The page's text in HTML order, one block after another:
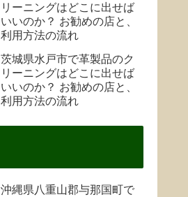
リーニングはどこに出せば
いいのか？ お勧めの店と、
利用方法の流れ
茨城県水戸市で革製品のク
リーニングはどこに出せば
いいのか？ お勧めの店と、
利用方法の流れ
沖縄県八重山郡与那国町で